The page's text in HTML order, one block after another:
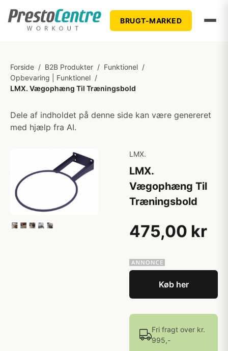
BRUGT-MARKED
Forside / B2B Produkter / Funktionel /
Opbevaring | Funktionel /
LMX. Vægophæng Til Træningsbold
Dele af indholdet på denne side kan være genereret
med hjælp fra AI.
LMX.
LMX.
Vægophæng Til
Træningsbold
475,00 kr
Køb her
Fri fragt over kr.
995,-